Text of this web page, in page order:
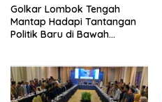
Golkar Lombok Tengah
Mantap Hadapi Tantangan
Politik Baru di Bawah